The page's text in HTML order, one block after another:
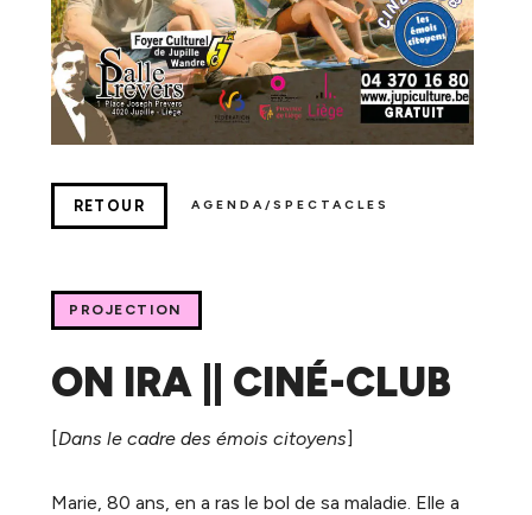
RETOUR AGENDA/SPECTACLES
PROJECTION
ON IRA || CINÉ-CLUB
[Dans le cadre des émois citoyens]
Marie, 80 ans, en a ras le bol de sa maladie. Elle a